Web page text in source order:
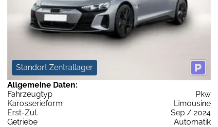
Standort Zentrallager
Allgemeine Daten:
Fahrzeugtyp
Pkw
Karosserieform
Limousine
Erst-Zul.
Sep / 2024
Getriebe
Automatik